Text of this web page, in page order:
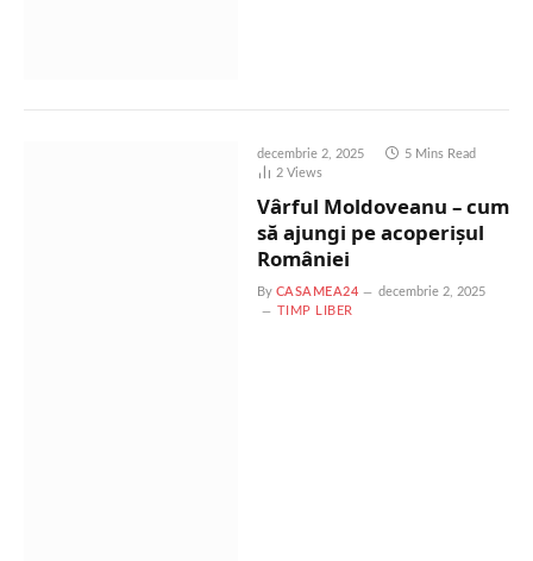
decembrie 2, 2025
5 Mins Read
2 Views
Vârful Moldoveanu – cum
să ajungi pe acoperișul
României
By CASAMEA24
decembrie 2, 2025
TIMP LIBER